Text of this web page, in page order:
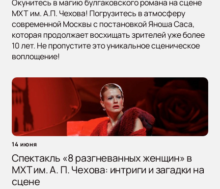
Окунитесь в магию булгаковского романа на сцене
МХТ им. А.П. Чехова! Погрузитесь в атмосферу
современной Москвы с постановкой Яноша Саса,
которая продолжает восхищать зрителей уже более
10 лет. Не пропустите это уникальное сценическое
воплощение!
14 июня
Спектакль «8 разгневанных женщин» в
МХТ им. А. П. Чехова: интриги и загадки на
сцене